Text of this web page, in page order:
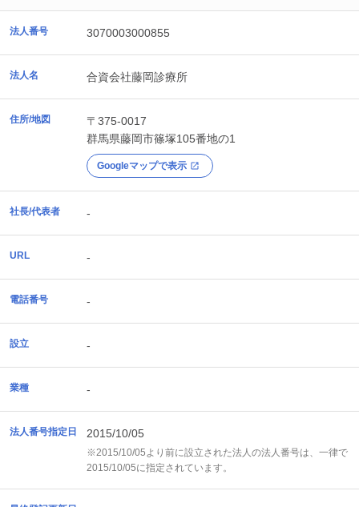
法人番号 3070003000855
法人名 合資会社藤岡診療所
住所/地図
〒375-0017
群馬県藤岡市篠塚105番地の1
Googleマップで表示
社長/代表者 -
URL -
電話番号 -
設立 -
業種 -
法人番号指定日 2015/10/05
※2015/10/05より前に設立された法人の法人番号は、一律で
2015/10/05に指定されています。